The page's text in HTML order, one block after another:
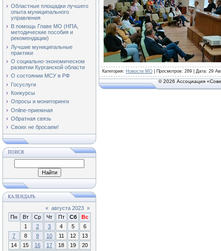
Областные площадки лучшего
опыта муниципального
управления
В помощь Главе МО (НПА,
методические пособия и
рекомендации)
Лучшие муниципальные
практики
О социально-экономическом
развитии Курганской области
О состоянии МСУ в РФ
Госуслуги
Конкурсы
Опросы и мониторинги
Online-приемная
Обратная связь
Своих не бросаем!
ПОИСК
КАЛЕНДАРЬ
« августа 2023 »
Пн
Вт Ср Чт Пт Сб
Вс
1
2 3 4 5
6
7
8 9 10 11 12
13
14
15 16 17 18 19
20
Категория: Новости МО Просмотров: 269 | Дата: 29
© 2026 Ассоциация